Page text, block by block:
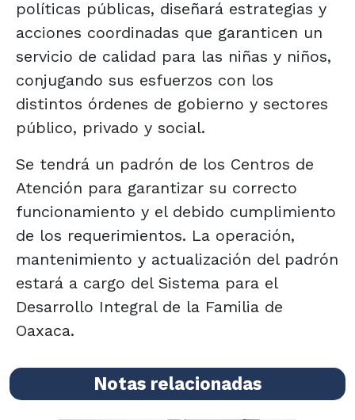
políticas públicas, diseñará estrategias y
acciones coordinadas que garanticen un
servicio de calidad para las niñas y niños,
conjugando sus esfuerzos con los
distintos órdenes de gobierno y sectores
público, privado y social.
Se tendrá un padrón de los Centros de
Atención para garantizar su correcto
funcionamiento y el debido cumplimiento
de los requerimientos. La operación,
mantenimiento y actualización del padrón
estará a cargo del Sistema para el
Desarrollo Integral de la Familia de
Oaxaca.
Notas relacionadas